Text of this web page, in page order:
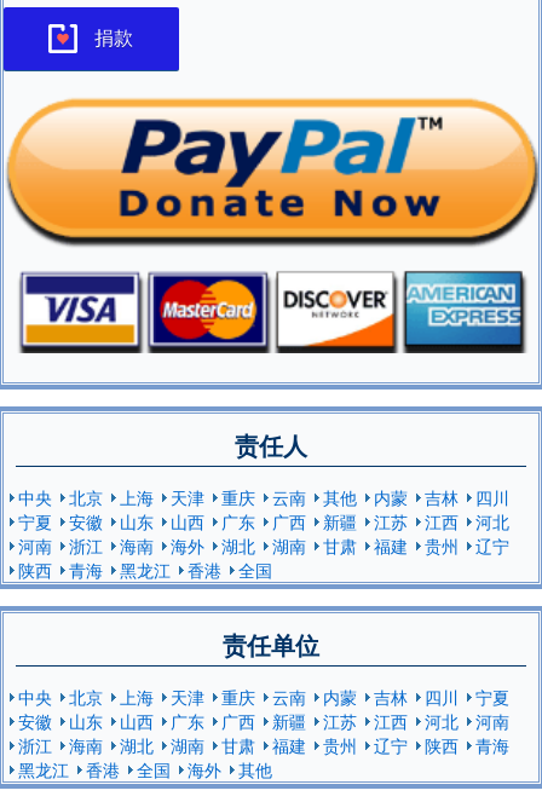
捐款
责任人
中央 北京 上海 天津 重庆 云南 其他 内蒙 吉林
四川
宁夏
安徽 山东 山西 广东 广西 新疆 江苏 江西
河北
河南
浙江 海南 海外 湖北 湖南 甘肃 福建 贵州
辽宁
陕西
青海 黑龙江 香港 全国
责任单位
中央 北京 上海 天津 重庆 云南 内蒙 吉林 四川
宁夏
安徽
山东 山西 广东 广西 新疆 江苏 江西 河北
河南
浙江
海南 湖北 湖南 甘肃 福建 贵州 辽宁 陕西
青海
黑龙江
香港 全国 海外 其他